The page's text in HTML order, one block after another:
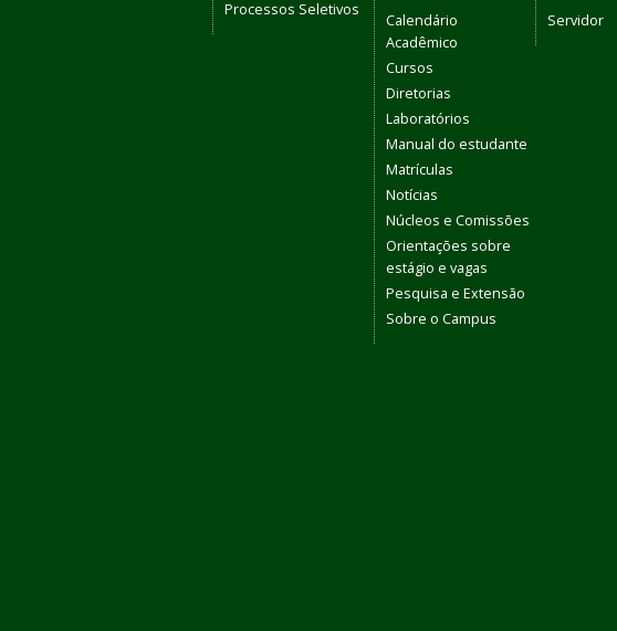
Processos Seletivos
Calendário
Acadêmico
Cursos
Diretorias
Laboratórios
Manual do estudante
Matrículas
Notícias
Núcleos e Comissões
Orientações sobre
estágio e vagas
Pesquisa e Extensão
Sobre o Campus
Servidor